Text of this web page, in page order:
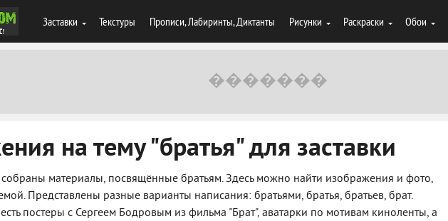
Заставки Текстуры Прописи, Лабиринты, Диктанты Рисунки Раскраски Обои
на тему "братья" для заставки
материалы, посвящённые братьям. Здесь можно найти изображения и фото,
Представлены разные варианты написания: братьями, братья, братьев, брат.
постеры с Сергеем Бодровым из фильма "Брат", аватарки по мотивам киноленты, а